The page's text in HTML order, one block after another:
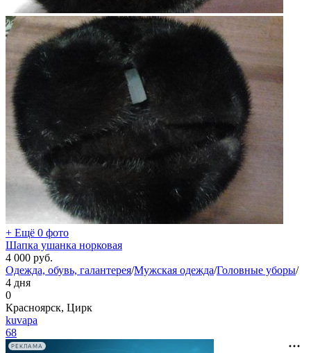
+ Ещё 0 фото
Шапка ушанка норковая
4 000 руб.
Одежда, обувь, галантерея/Мужская одежда/Головные уборы/
4 дня
0
Красноярск, Цирк
kuvapa
68
РЕКЛАМА